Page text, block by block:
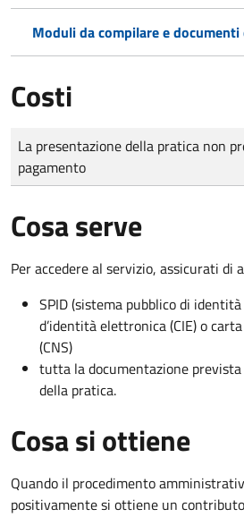
Moduli da compilare e documenti
Costi
Tipo di pagamento
Importo
La presentazione della pratica non
pagamento
Cosa serve
Per accedere al servizio, assicurati di
SPID (sistema pubblico di
d’identità elettronica (CIE) o
(CNS)
tutta la documentazione
della pratica.
Cosa si ottiene
Quando il procedimento
positivamente si ottiene un